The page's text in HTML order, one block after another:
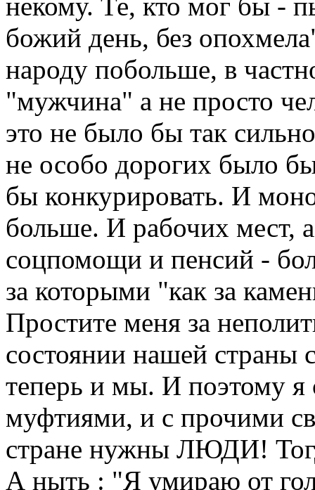
божий день, без
народу побольше, в
"мужчина" а не просто
это не было бы так
не особо дорогих было
бы конкурировать. И
больше. И рабочих мест,
соцпомощи и пенсий -
за которыми "как за
Простите меня за
состоянии нашей
теперь и мы. И поэтому я
муфтиями, и с прочими
стране нужны ЛЮДИ!
А ныть : "Я умираю от